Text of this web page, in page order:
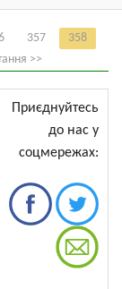
357
358
>>
Приєднуйтесь
до нас у
соцмережах: